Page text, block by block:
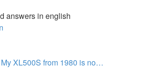
answers in english
XL500S from 1980 is no…